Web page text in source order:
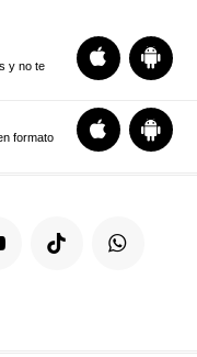
y no te
formato